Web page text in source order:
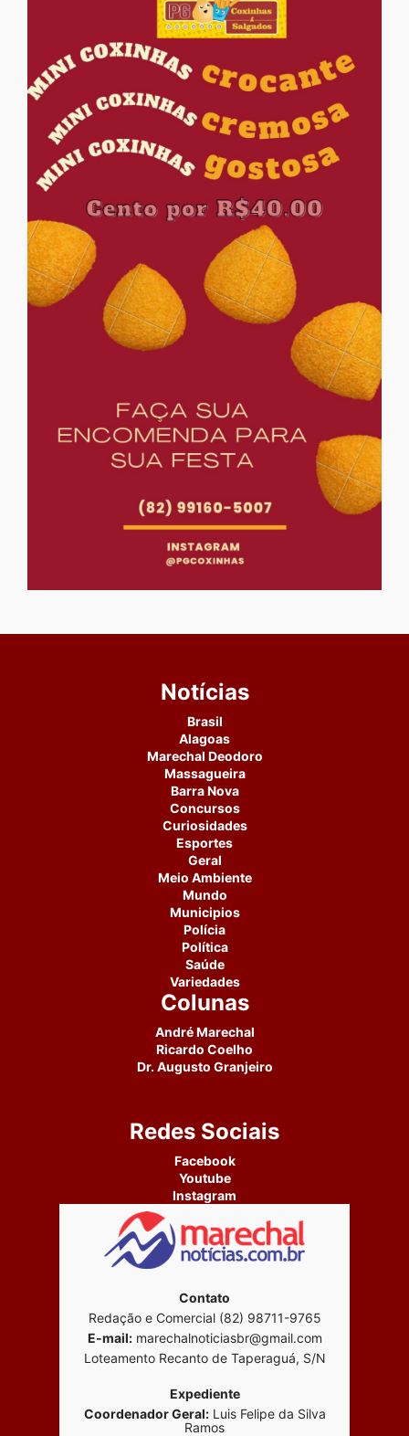
Notícias
Brasil
Alagoas
Marechal Deodoro
Massagueira
Barra Nova
Concursos
Curiosidades
Esportes
Geral
Meio Ambiente
Mundo
Municipios
Polícia
Política
Saúde
Variedades
Colunas
André Marechal
Ricardo Coelho
Dr. Augusto Granjeiro
Redes Sociais
Facebook
Youtube
Instagram
Contato
Redação e Comercial (82) 98711-9765
E-mail:marechalnoticiasbr@gmail.com
Loteamento Recanto de Taperaguá, S/N
Expediente
Coordenador Geral:Luis Felipe da Silva
Ramos